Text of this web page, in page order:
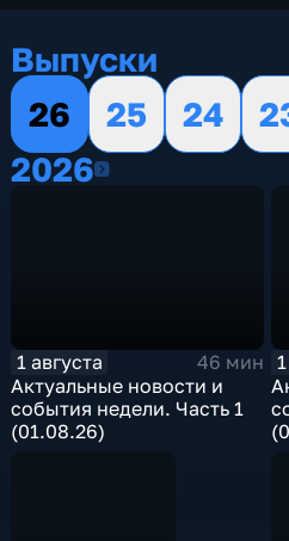
Выпуски
26
25 24
20262026
1 августа
46 мин
Актуальные новости и
события недели. Часть 1
(01.08.26)